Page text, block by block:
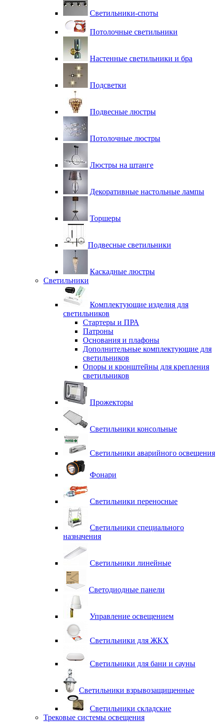
Светильники-споты
Потолочные светильники
Настенные светильники и бра
Подсветки
Подвесные люстры
Потолочные люстры
Люстры на штанге
Декоративные настольные лампы
Торшеры
Подвесные светильники
Каскадные люстры
Светильники
Комплектующие изделия для
светильников
Стартеры и ПРА
Патроны
Основания и плафоны
Дополнительные комплектующие для
светильников
Опоры и кронштейны для крепления
светильников
Прожекторы
Светильники консольные
Светильники аварийного освещения
Фонари
Светильники переносные
Светильники специального
назначения
Светильники линейные
Светодиодные панели
Управление освещением
Светильники для ЖКХ
Светильники для бани и сауны
Светильники взрывозащищенные
Светильники складские
Трековые системы освещения